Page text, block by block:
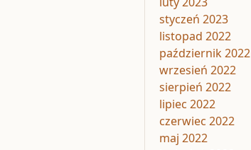
styczeń 2023
listopad 2022
październik 2022
wrzesień 2022
sierpień 2022
lipiec 2022
czerwiec 2022
maj 2022